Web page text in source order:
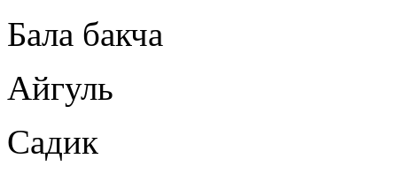
Бала бакча
Айгуль
Садик